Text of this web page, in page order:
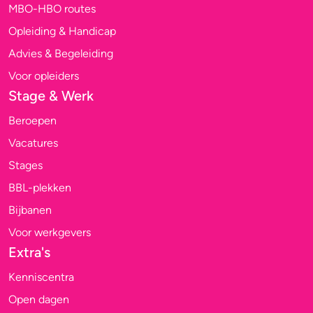
MBO-HBO routes
Opleiding & Handicap
Advies & Begeleiding
Voor opleiders
Stage & Werk
Beroepen
Vacatures
Stages
BBL-plekken
Bijbanen
Voor werkgevers
Extra's
Kenniscentra
Open dagen